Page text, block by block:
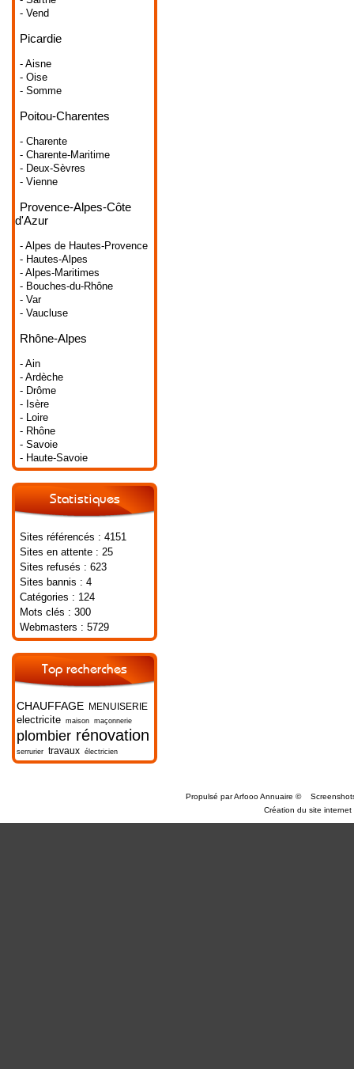
- Vend
Picardie
- Aisne
- Oise
- Somme
Poitou-Charentes
- Charente
- Charente-Maritime
- Deux-Sèvres
- Vienne
Provence-Alpes-Côte
d'Azur
- Alpes de Hautes-Provence
- Hautes-Alpes
- Alpes-Maritimes
- Bouches-du-Rhône
- Var
- Vaucluse
Rhône-Alpes
- Ain
- Ardèche
- Drôme
- Isère
- Loire
- Rhône
- Savoie
- Haute-Savoie
Statistiques
Sites référencés : 4151
Sites en attente : 25
Sites refusés : 623
Sites bannis : 4
Catégories : 124
Mots clés : 300
Webmasters : 5729
Top recherches
CHAUFFAGE MENUISERIE
electricite maison maçonnerie
plombier rénovation
serrurier travaux électricien
Propulsé parArfooo Annuaire ©
Création du site internet